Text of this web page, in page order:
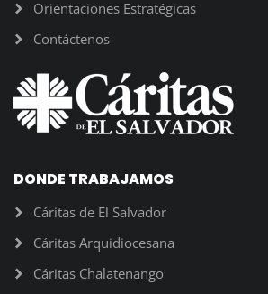
Orientaciones Estratégicas
Contáctenos
DONDE TRABAJAMOS
Cáritas de El Salvador
Cáritas Arquidiocesana
Cáritas Chalatenango